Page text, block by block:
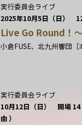
実行委員会ライブ
2025年10月5日（日）
Live Go Round！
小倉FUSE、北九州響団
実行委員会ライブ
10月12日（日） 開場 14
由 ）